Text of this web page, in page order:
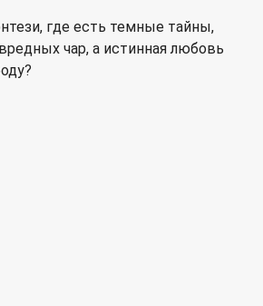
где есть темные тайны,
чар, а истинная любовь